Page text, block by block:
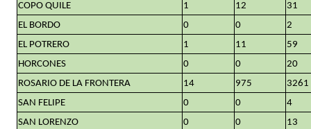
COPO QUILE
1 12
31
EL BORDO
0 0
2
EL POTRERO
1 11
59
HORCONES
0 0
20
ROSARIO DE LA FRONTERA
14 975
3261
SAN FELIPE
0 0
4
SAN LORENZO
0 0
13